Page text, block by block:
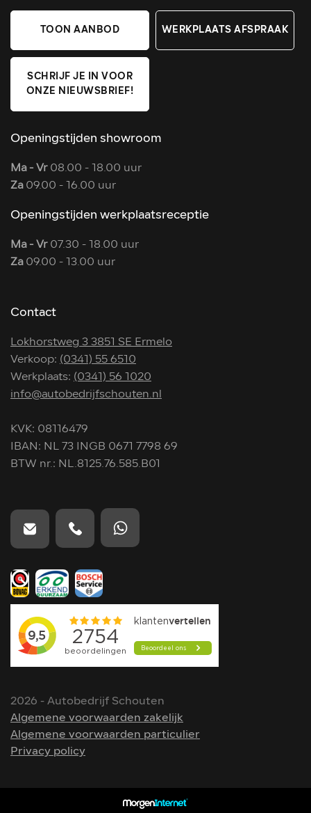
TOON AANBOD WERKPLAATS AFSPRAAK
SCHRIJF JE IN VOOR
ONZE NIEUWSBRIEF!
Openingstijden showroom
Ma - Vr 08.00 - 18.00 uur
Za 09.00 - 16.00 uur
Openingstijden werkplaatsreceptie
Ma - Vr 07.30 - 18.00 uur
Za 09.00 - 13.00 uur
Contact
Lokhorstweg 3 3851 SE Ermelo
Verkoop: (0341) 55 6510
Werkplaats: (0341) 56 1020
info@autobedrijfschouten.nl
KVK: 08116479
IBAN: NL 73 INGB 0671 7798 69
BTW nr.: NL.8125.76.585.B01
2026 - Autobedrijf Schouten
Algemene voorwaarden zakelijk
Algemene voorwaarden particulier
Privacy policy